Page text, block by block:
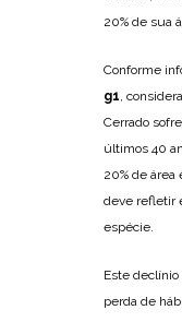
20% de sua
Conforme
g1 ,
Cerrado
últimos 40
20% de área
deve refletir
espécie.
Este
perda de